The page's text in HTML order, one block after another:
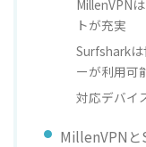
MillenVPN
トが充実
Surfshark
ーが利用可
対応デバイ
MillenVPNと